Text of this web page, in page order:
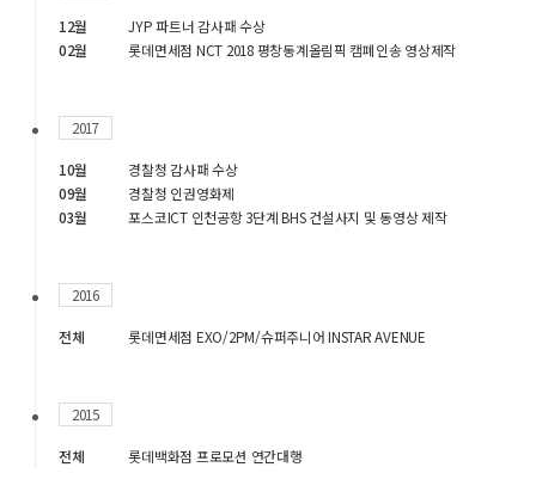
12월
JYP 파트너 감사패 수상
02월
롯데면세점 NCT 2018 평창동계올림픽 캠폐인송 영상제작
2017
10월
경찰청 감사패 수상
09월
경찰청 인권영화제
03월
포스코ICT 인천공항 3단계 BHS 건설사지 및 동영상 제작
2016
전체 롯데면세점 EXO/2PM/슈퍼주니어 INSTAR AVENUE
2015
전체 롯데백화점 프로모션 연간대행